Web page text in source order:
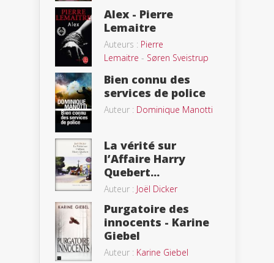
Alex - Pierre
Lemaitre
Auteurs : Pierre
Lemaitre - Søren Sveistrup
Bien connu des
services de police
Auteur : Dominique Manotti
La vérité sur
l’Affaire Harry
Quebert...
Auteur : Joël Dicker
Purgatoire des
innocents - Karine
Giebel
Auteur : Karine Giebel